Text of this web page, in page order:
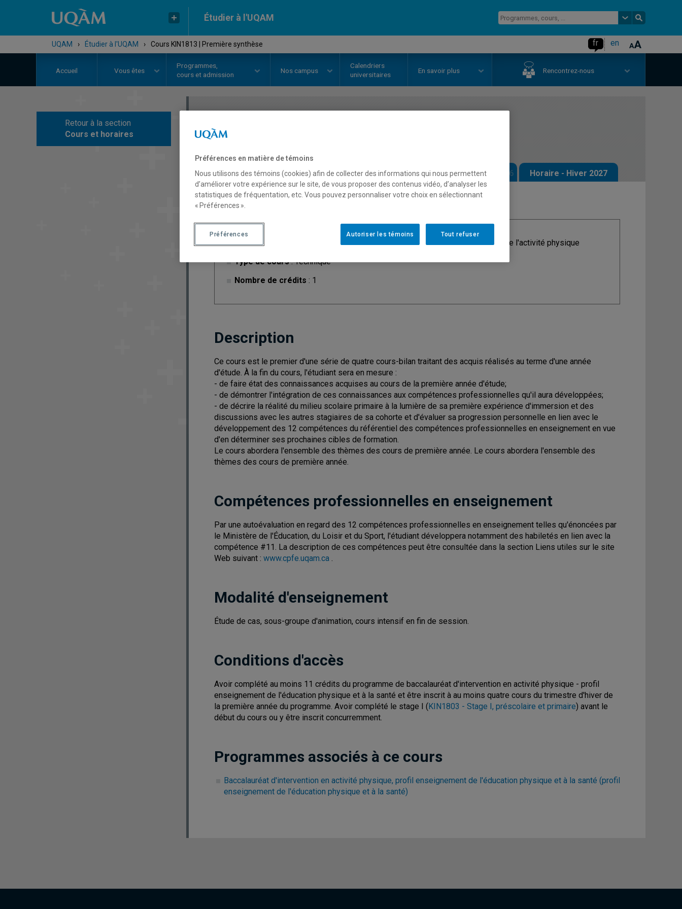
Étudier à l'UQAM
UQAM › Étudier à l'UQAM › Cours KIN1813 | Première synthèse fr en
Accueil Vous êtes
Programmes,
cours et admission
Nos campus
Calendriers
universitaires
En savoir plus Rencontrez-nous
Retour à la section
Cours et horaires
COURS
Description Horaire - Été 2026 Horaire - Automne 2026 Horaire - Hiver 2027
Cycle: 1
Type de cours: Technique
Nombre de crédits : 1
Discipline: Sciences de l'activité physique
Description
Ce cours est le premier d'une série de quatre cours-bilan traitant des acquis réalisés au terme d'une année
d'étude. À la fin du cours, l'étudiant sera en mesure :
- de faire état des connaissances acquises au cours de la première année d'étude;
- de démontrer l'intégration de ces connaissances aux compétences professionnelles qu'il aura développées;
- de décrire la réalité du milieu scolaire primaire à la lumière de sa première expérience d'immersion et des
discussions avec les autres stagiaires de sa cohorte et d'évaluer sa progression personnelle en lien avec le
développement des 12 compétences du référentiel des compétences professionnelles en enseignement en vue
d'en déterminer ses prochaines cibles de formation.
Le cours abordera l'ensemble des thèmes des cours de première année. Le cours abordera l'ensemble des
thèmes des cours de première année.
Compétences professionnelles en enseignement
Par une autoévaluation en regard des 12 compétences professionnelles en enseignement telles qu'énoncées par
le Ministère de l'Éducation, du Loisir et du Sport, l'étudiant développera notamment des habiletés en lien avec la
compétence #11. La description de ces compétences peut être consultée dans la section Liens utiles sur le site
Web suivant : www.cpfe.uqam.ca .
Modalité d'enseignement
Étude de cas, sous-groupe d'animation, cours intensif en fin de session.
Conditions d'accès
Avoir complété au moins 11 crédits du programme de baccalauréat d'intervention en activité physique - profil
enseignement de l'éducation physique et à la santé et être inscrit à au moins quatre cours du trimestre d'hiver de
la première année du programme. Avoir complété le stage I (KIN1803 - Stage I, préscolaire et primaire) avant le
début du cours ou y être inscrit concurremment.
Programmes associés à ce cours
Baccalauréat d'intervention en activité physique, profil enseignement de l'éducation physique et à la santé (profil
enseignement de l'éducation physique et à la santé)
Préférences en matière de témoins
Nous utilisons des témoins (cookies) afin de collecter des informations qui nous permettent
d’améliorer votre expérience sur le site, de vous proposer des contenus vidéo, d’analyser les
statistiques de fréquentation, etc. Vous pouvez personnaliser votre choix en sélectionnant
« Préférences ».
Tout refuser
Autoriser les témoins
Préférences